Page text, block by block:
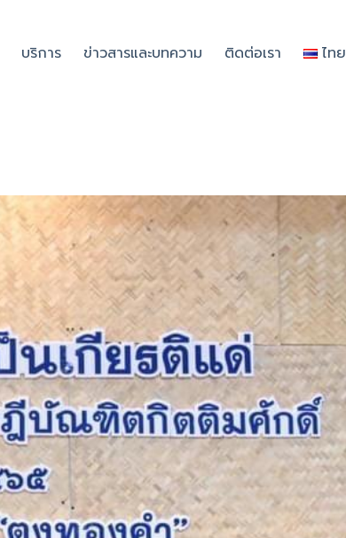
บริการ ข่าวสารและบทความ ติดต่อเรา ไทย